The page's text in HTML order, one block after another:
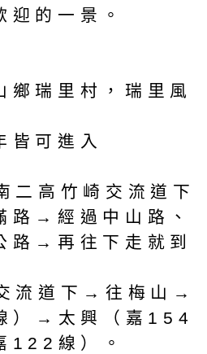
迎的一景。
瑞里村，瑞里風
皆可進入
二高竹崎交流道下
路→經過中山路、
路→再往下走就到
流道下→往梅山→
）→太興（嘉154
122線）。